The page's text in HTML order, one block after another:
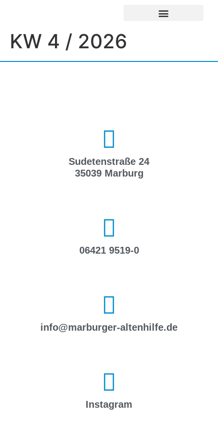
KW 4 / 2026
Sudetenstraße 24
35039 Marburg
06421 9519-0
info@marburger-altenhilfe.de
Instagram